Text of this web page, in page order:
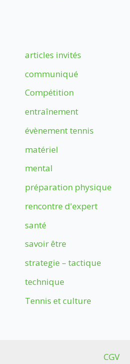
articles invités
communiqué
Compétition
entraînement
évènement tennis
matériel
mental
préparation physique
rencontre d'expert
santé
savoir être
strategie – tactique
technique
Tennis et culture
CGV